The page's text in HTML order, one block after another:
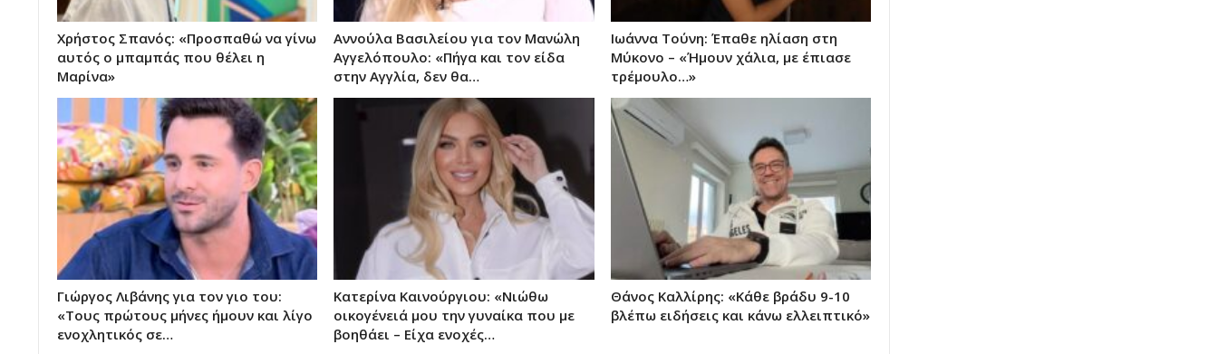
Χρήστος Σπανός: «Προσπαθώ να γίνω
αυτός ο μπαμπάς που θέλει η
Μαρίνα»
Αννούλα Βασιλείου για τον Μανώλη
Αγγελόπουλο: «Πήγα και τον είδα
στην Αγγλία, δεν θα…
Ιωάννα Τούνη: Έπαθε ηλίαση στη
Μύκονο – «Ήμουν χάλια, με έπιασε
τρέμουλο…»
Γιώργος Λιβάνης για τον γιο του:
«Τους πρώτους μήνες ήμουν και λίγο
ενοχλητικός σε…
Κατερίνα Καινούργιου: «Νιώθω
οικογένειά μου την γυναίκα που με
βοηθάει – Είχα ενοχές…
Θάνος Καλλίρης: «Κάθε βράδυ 9-10
βλέπω ειδήσεις και κάνω ελλειπτικό»